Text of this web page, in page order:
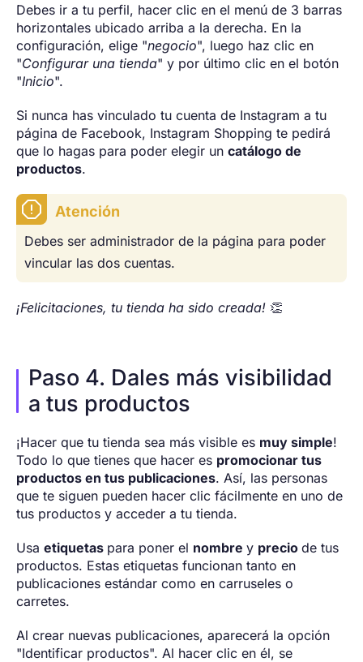
Debes ir a tu perfil, hacer clic en el menú de 3 barras
horizontales ubicado arriba a la derecha. En la
configuración, elige "negocio", luego haz clic en
"Configurar una tienda" y por último clic en el botón
"Inicio".
Si nunca has vinculado tu cuenta de Instagram a tu
página de Facebook, Instagram Shopping te pedirá
que lo hagas para poder elegir un catálogo de
productos.
Atención
Debes ser administrador de la página para poder
vincular las dos cuentas.
¡Felicitaciones, tu tienda ha sido creada! 👏
Paso 4. Dales más visibilidad
a tus productos
¡Hacer que tu tienda sea más visible es muy simple!
Todo lo que tienes que hacer es promocionar tus
productos en tus publicaciones. Así, las personas
que te siguen pueden hacer clic fácilmente en uno de
tus productos y acceder a tu tienda.
Usa etiquetas para poner el nombre y precio de tus
productos. Estas etiquetas funcionan tanto en
publicaciones estándar como en carruseles o
carretes.
Al crear nuevas publicaciones, aparecerá la opción
"Identificar productos". Al hacer clic en él, se